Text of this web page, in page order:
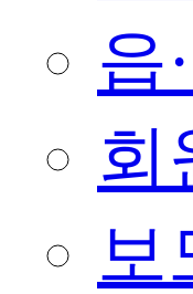
읍
회
보